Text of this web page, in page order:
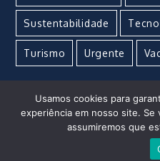
Sustentabilidade
Turismo Urgente
Imperial Marketing e
Todos os direitos
Usamos cookies para
experiência em nosso site.
assumiremos que